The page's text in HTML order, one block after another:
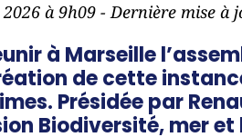
à 9h09 - Dernière mise à
à Marseille
de cette
Présidée par
Biodiversité, mer